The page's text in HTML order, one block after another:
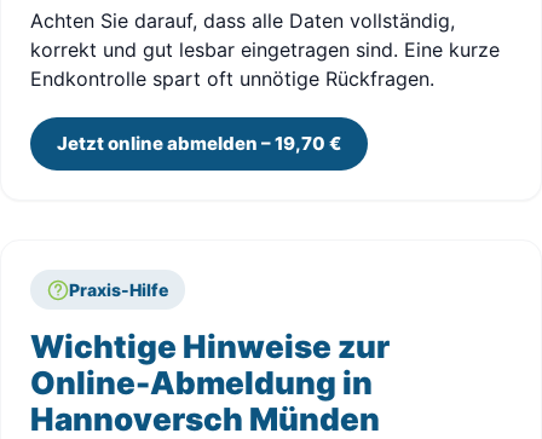
Achten Sie darauf, dass alle Daten vollständig,
korrekt und gut lesbar eingetragen sind. Eine kurze
Endkontrolle spart oft unnötige Rückfragen.
Jetzt online abmelden – 19,70 €
Praxis-Hilfe
Wichtige Hinweise zur
Online-Abmeldung in
Hannoversch Münden